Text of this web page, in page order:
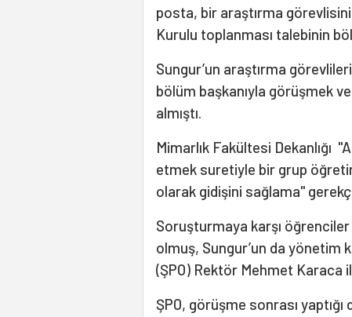
posta, bir araştırma
Kurulu toplanması talebinin
Sungur’un araştırma
bölüm başkanıyla görüşmek
almıştı.
Mimarlık Fakültesi Dekanlığı
etmek suretiyle bir grup
olarak gidişini sağlama"
Soruşturmaya karşı
olmuş, Sungur’un da yönetim
(ŞPO) Rektör Mehmet Karaca
ŞPO, görüşme sonrası